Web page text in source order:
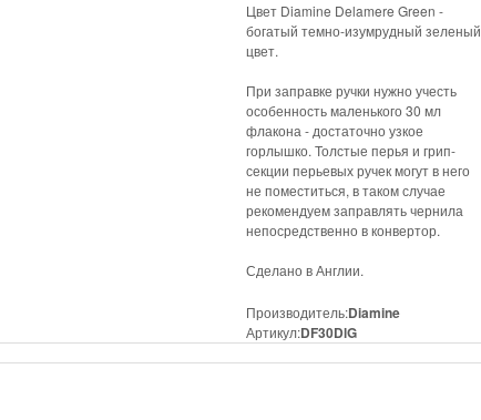
Цвет Diamine Delamere Green -
богатый темно-изумрудный зеленый
цвет.
При заправке ручки нужно учесть
особенность маленького 30 мл
флакона - достаточно узкое
горлышко. Толстые перья и грип-
секции перьевых ручек могут в него
не поместиться, в таком случае
рекомендуем заправлять чернила
непосредственно в конвертор.
Сделано в Англии.
Производитель:Diamine
Артикул:DF30DlG